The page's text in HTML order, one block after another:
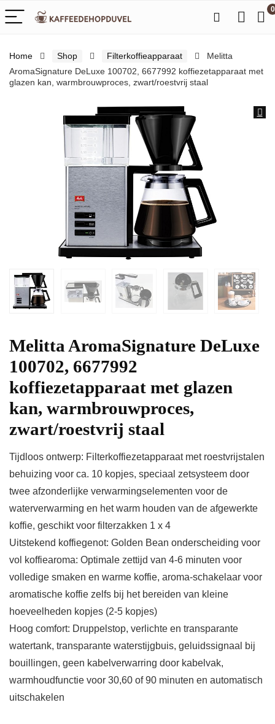
0
Home Shop Filterkoffieapparaat
Melitta
AromaSignature DeLuxe 100702, 6677992 koffiezetapparaat met
glazen kan, warmbrouwproces, zwart/roestvrij staal
Melitta AromaSignature DeLuxe
100702, 6677992
koffiezetapparaat met glazen
kan, warmbrouwproces,
zwart/roestvrij staal
Tijdloos ontwerp: Filterkoffiezetapparaat met roestvrijstalen
behuizing voor ca. 10 kopjes, speciaal zetsysteem door
twee afzonderlijke verwarmingselementen voor de
waterverwarming en het warm houden van de afgewerkte
koffie, geschikt voor filterzakken 1 x 4
Uitstekend koffiegenot: Golden Bean onderscheiding voor
vol koffiearoma: Optimale zettijd van 4-6 minuten voor
volledige smaken en warme koffie, aroma-schakelaar voor
aromatische koffie zelfs bij het bereiden van kleine
hoeveelheden kopjes (2-5 kopjes)
Hoog comfort: Druppelstop, verlichte en transparante
watertank, transparante waterstijgbuis, geluidssignaal bij
bouillingen, geen kabelverwarring door kabelvak,
warmhoudfunctie voor 30,60 of 90 minuten en automatisch
uitschakelen